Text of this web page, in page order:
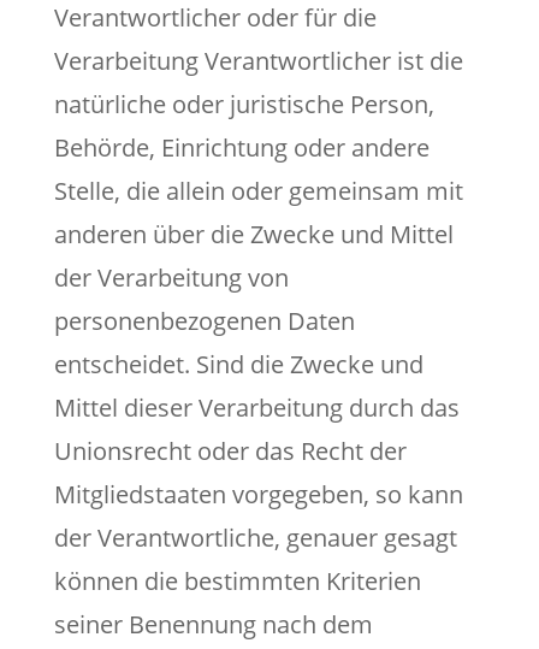
Verantwortlicher oder für die
Verarbeitung Verantwortlicher ist die
natürliche oder juristische Person,
Behörde, Einrichtung oder andere
Stelle, die allein oder gemeinsam mit
anderen über die Zwecke und Mittel
der Verarbeitung von
personenbezogenen Daten
entscheidet. Sind die Zwecke und
Mittel dieser Verarbeitung durch das
Unionsrecht oder das Recht der
Mitgliedstaaten vorgegeben, so kann
der Verantwortliche, genauer gesagt
können die bestimmten Kriterien
seiner Benennung nach dem